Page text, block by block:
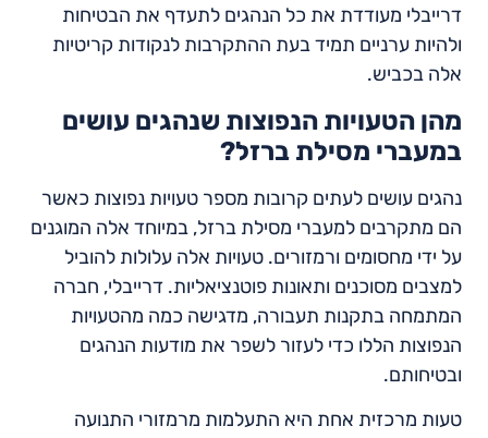
דרייבלי מעודדת את כל הנהגים לתעדף את הבטיחות
ולהיות ערניים תמיד בעת ההתקרבות לנקודות קריטיות
אלה בכביש.
מהן הטעויות הנפוצות שנהגים עושים
במעברי מסילת ברזל?
נהגים עושים לעתים קרובות מספר טעויות נפוצות כאשר
הם מתקרבים למעברי מסילת ברזל, במיוחד אלה המוגנים
על ידי מחסומים ורמזורים. טעויות אלה עלולות להוביל
למצבים מסוכנים ותאונות פוטנציאליות. דרייבלי, חברה
המתמחה בתקנות תעבורה, מדגישה כמה מהטעויות
הנפוצות הללו כדי לעזור לשפר את מודעות הנהגים
ובטיחותם.
טעות מרכזית אחת היא התעלמות מרמזורי התנועה